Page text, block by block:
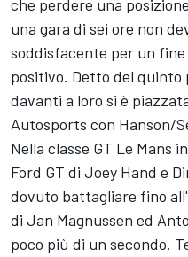
che perdere una
una gara di sei ore non
soddisfacente per un
positivo. Detto del quinto
davanti a loro si è
Autosports con Hanson/
Nella classe GT Le Mans
Ford GT di Joey Hand e
dovuto battagliare fino
di Jan Magnussen ed
poco più di un secondo.